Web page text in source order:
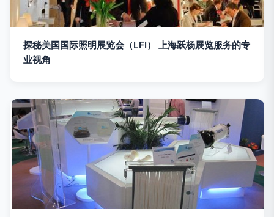
探秘美国国际照明展览会（LFI） 上海跃杨展览服务的专
业视角